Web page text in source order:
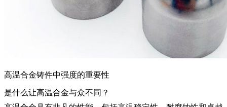
高温合金铸件中强度的重要性
是什么让高温合金与众不同？